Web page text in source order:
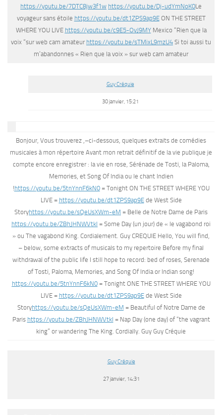
https://youtu.be/7DTC8jw3f1w https://youtu.be/Dj-udYmNoK0Le
voyageur sans étoile https://youtu.be/dt1ZPS9ap9EON THE STREET
WHERE YOU LIVE https://youtu.be/c9E5-OvJ9MYMexico “Rien que la
voix “sur web cam amateur https://youtu.be/sTMixL9mzU4 Si toi aussi tu
m’abandonnes « Rien que la voix » sur web cam amateur
Guy Créquie
30 janvier, 15:21
Bonjour, Vous trouverez ,–ci-dessous, quelques extraits de comédies
musicales à mon répertoire Avant mon retrait définitif de la vie publique je
compte encore enregistrer : la vie en rose, Sérénade de Tosti, la Paloma,
Memories, et Song Of India ou le chant Indien
!https://youtu.be/5tnYnnF6kN0= Tonight ON THE STREET WHERE YOU
LIVE = https://youtu.be/dt1ZPS9ap9Ede West Side
Storyhttps://youtu.be/sQeUsXWm-eM = Belle de Notre Dame de Paris
https://youtu.be/ZBhJHNWVtkI = Some Day (un jour) de « le vagabond roi
» ou The vagabond King. Cordialement. Guy CREQUIE Hello, You will find,
– below, some extracts of musicals to my repertoire Before my final
withdrawal of the public life I still hope to record: bed of roses, Serenade
of Tosti, Paloma, Memories, and Song Of India or Indian song!
https://youtu.be/5tnYnnF6kN0= Tonight ONE THE STREET WHERE YOU
LIVE = https://youtu.be/dt1ZPS9ap9Ede West Side
Storyhttps://youtu.be/sQeUsXWm-eM = Beautiful of Notre Dame de
Paris https://youtu.be/ZBhJHNWVtkI = Nap Day (one day) of “the vagrant
king” or wandering The King. Cordially. Guy Guy Créquie
Guy Créquie
27 janvier, 14:31